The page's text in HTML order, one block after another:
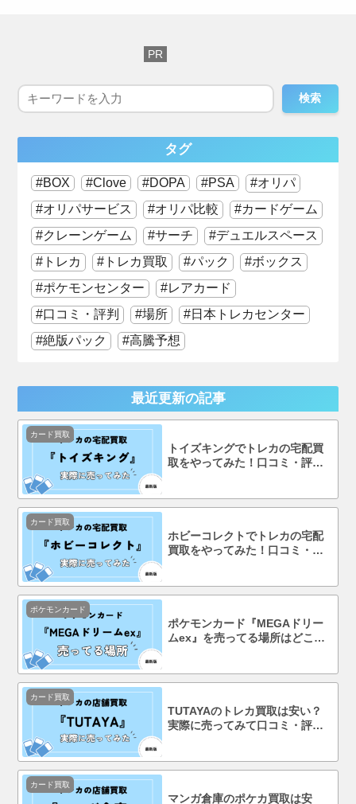
検索
タグ
BOX Clove DOPA PSA
オリパ
オリパサービス
オリパ比較
カードゲーム
クレーンゲーム
サーチ
デュエルスペース
トレカ
トレカ買取 パック
ボックス
ポケモンセンター
レアカード
口コミ・評判
場所
日本トレカセンター
絶版パック
高騰予想
最近更新の記事
トイズキングでトレカの宅配買
取をやってみた！口コミ・評判
カード買取
ホビーコレクトでトレカの宅配
買取をやってみた！口コミ・評
カード買取
ポケモンカード『MEGAドリー
ムex』を売ってる場所はどこ？
ポケモンカード
TUTAYAのトレカ買取は安い？
実際に売ってみて口コミ・評判
カード買取
マンガ倉庫のポケカ買取は安
カード買取